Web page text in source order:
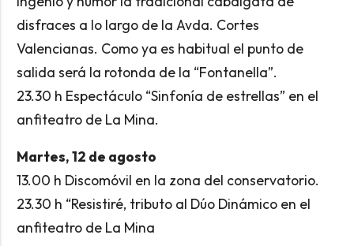
disfraces a lo largo de la Avda. Cortes
Valencianas. Como ya es habitual el punto de
salida será la rotonda de la “Fontanella”.
23.30 h Espectáculo “Sinfonía de estrellas” en el
anfiteatro de La Mina.
Martes, 12 de agosto
13.00 h Discomóvil en la zona del conservatorio.
23.30 h “Resistiré, tributo al Dúo Dinámico en el
anfiteatro de La Mina